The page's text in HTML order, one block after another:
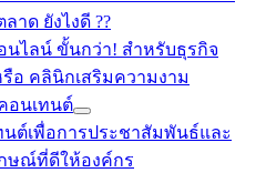
าด ยังไงดี ??
นไลน์ ขั้นกว่า! สำหรับธุรกิจ
อ คลินิกเสริมความงาม
อนเทนต์
นต์เพื่อการประชาสัมพันธ์และ
ษณ์ที่ดีให้องค์กร